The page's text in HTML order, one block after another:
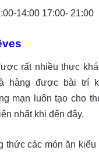
14:00 17:00- 21:00
rất nhiều thực
hàng được bài trí
mạn luôn tạo cho
nhất khi đến đây.
thức các món ăn kiểu